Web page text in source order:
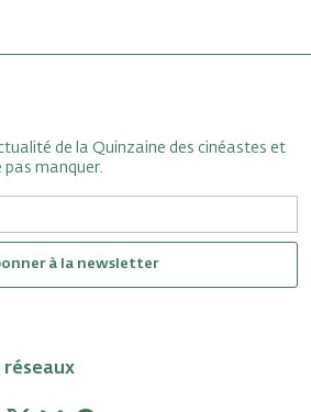
de la Quinzaine des cinéastes et
pas manquer.
à la newsletter
réseaux